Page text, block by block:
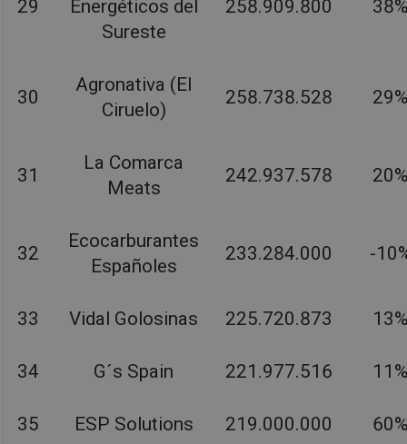
29
Energéticos del
Sureste
258.909.800
30
Agronativa (El
Ciruelo)
258.738.528
31
La Comarca
Meats
242.937.578
32
Ecocarburantes
Españoles
233.284.000 -
33 Vidal Golosinas 225.720.873
34 G´s Spain 221.977.516
35 ESP Solutions 219.000.000